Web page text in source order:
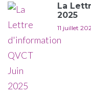
La
2025
11 juillet